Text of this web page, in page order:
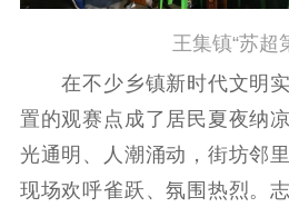
王集镇“苏超
在不少乡镇新时代文明实
置的观赛点成了居民夏夜纳
光通明、人潮涌动，街坊邻
现场欢呼雀跃、氛围热烈。